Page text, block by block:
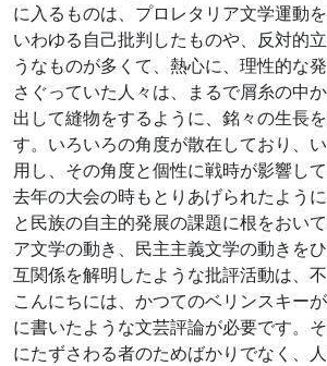
に入るものは、プロレタリア文学運動
いわゆる自己批判したものや、反対的
うなものが多くて、熱心に、理性的な
さぐっていた人々は、まるで屑糸の中
出して縫物をするように、銘々の生長
す。いろいろの角度が散在しており、
用し、その角度と個性に戦時が影響し
去年の大会の時もとりあげられたよう
と民族の自主的発展の課題に根をおい
ア文学の動き、民主主義文学の動きを
互関係を解明したような批評活動は、
こんにちには、かつてのベリンスキー
に書いたような文芸評論が必要です。
にたずさわる者のためばかりでなく、